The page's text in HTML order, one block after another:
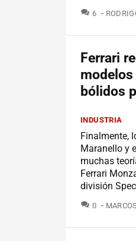
6
Ferrari
modelos
bólidos
INDUSTRIA
Finalmente,
Maranello y
muchas
Ferrari
división
0